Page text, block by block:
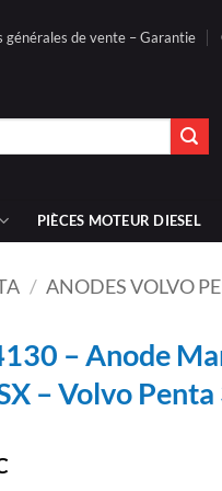
générales de vente – Garantie
PIÈCES MOTEUR DIESEL
/ ANODES VOLVO
– Anode
– Volvo